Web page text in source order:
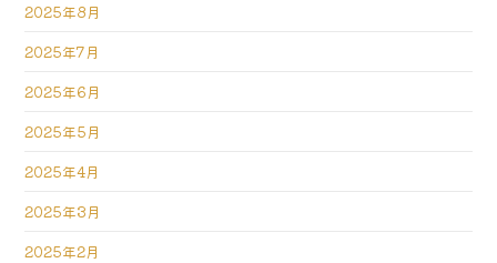
2025年8月
2025年7月
2025年6月
2025年5月
2025年4月
2025年3月
2025年2月